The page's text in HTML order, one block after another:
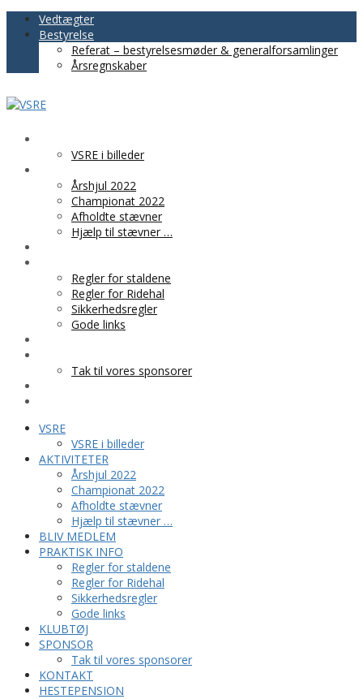
Vedtægter
Bestyrelse
Referat – bestyrelsesmøder & generalforsamlinger
Årsregnskaber
VSRE i billeder
Årshjul 2022
Championat 2022
Afholdte stævner
Hjælp til stævner …
Regler for staldene
Regler for Ridehal
Sikkerhedsregler
Gode links
Tak til vores sponsorer
VSRE
VSRE i billeder
AKTIVITETER
Årshjul 2022
Championat 2022
Afholdte stævner
Hjælp til stævner …
BLIV MEDLEM
PRAKTISK INFO
Regler for staldene
Regler for Ridehal
Sikkerhedsregler
Gode links
KLUBTØJ
SPONSOR
Tak til vores sponsorer
KONTAKT
HESTEPENSION